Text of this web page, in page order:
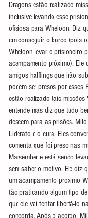
Dragons estão realizado
inclusive levando esse
ofisiosa para Wheloon. Diz
em conseguir o barco (pois
Wheloon levar o prisioneiro
acampamento próximo). Ele
amigos halflings que irão
podem ser presos por esses
estão realizado tais missões
entende mas diz que tudo
descem para as prisões.
Liderato e o cura. Eles
comenta que foi preso nas
Marsember e está sendo
sem saber o motivo. Ele diz
um acampamento próximo
tão praticando algum tipo
que ele vai tentar libertá-lo
concorda. Após o acordo,